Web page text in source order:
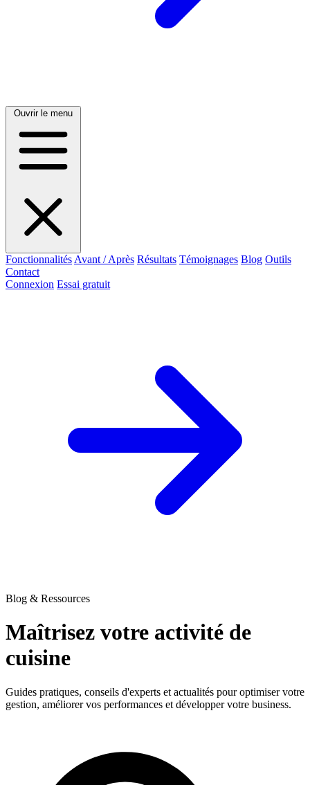
Ouvrir le menu
Fonctionnalités Avant / Après Résultats Témoignages Blog Outils
Contact
Connexion Essai gratuit
Blog & Ressources
Maîtrisez votre activité de
cuisine
Guides pratiques, conseils d'experts et actualités pour optimiser votre
gestion, améliorer vos performances et développer votre business.